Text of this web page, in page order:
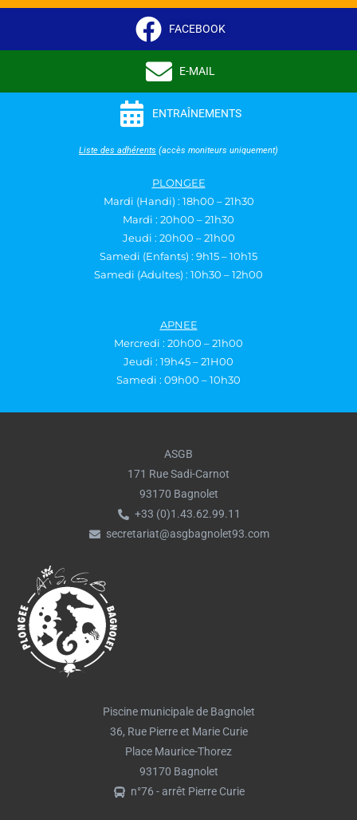
FACEBOOK
E-MAIL
ENTRAÎNEMENTS
Liste des adhérents (accès moniteurs uniquement)
PLONGEE
Mardi (Handi) : 18h00 – 21h30
Mardi : 20h00 – 21h30
Jeudi : 20h00 – 21h00
Samedi (Enfants) : 9h15 – 10h15
Samedi (Adultes) : 10h30 – 12h00
APNEE
Mercredi : 20h00 – 21h00
Jeudi : 19h45 – 21H00
Samedi : 09h00 – 10h30
ASGB
171 Rue Sadi-Carnot
93170 Bagnolet
+33 (0)1.43.62.99.11
secretariat@asgbagnolet93.com
Piscine municipale de Bagnolet
36, Rue Pierre et Marie Curie
Place Maurice-Thorez
93170 Bagnolet
n°76 - arrêt Pierre Curie